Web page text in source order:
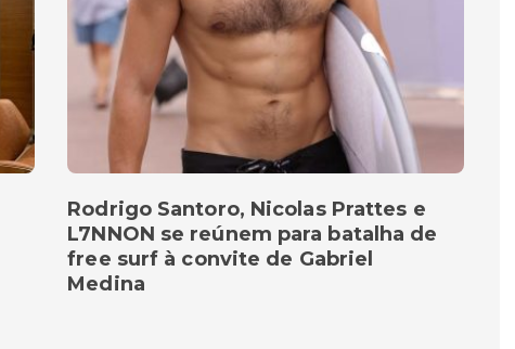
Rodrigo Santoro, Nicolas Prattes e
L7NNON se reúnem para batalha de
free surf à convite de Gabriel
Medina